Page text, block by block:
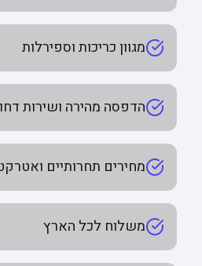
מגוון כריכות וספירלות
הדפסה מהירה ושירות
מחירים תחרותיים
משלוח לכל הארץ